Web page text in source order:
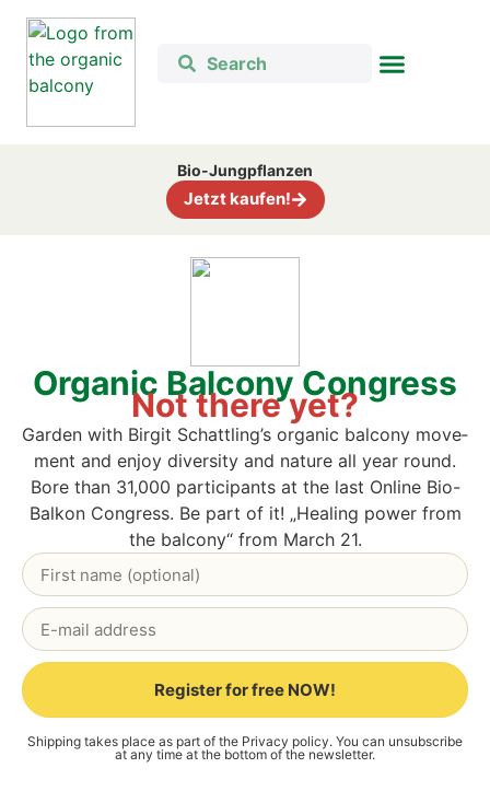
Bio-Jung­pflan­zen
Jetzt kau­fen!
Orga­nic Bal­c­o­ny Con­gress
Not the­re yet?
Gar­den with Bir­git Schattling’s orga­nic bal­c­o­ny move­
ment and enjoy diver­si­ty and natu­re all year round.
Bore than 31,000 par­ti­ci­pan­ts at the last Online Bio-
Bal­kon Con­gress. Be part of it! „Heal­ing power from
the bal­c­o­ny“ from March 21.
Register for free NOW!
Ship­ping takes place as part of the Pri­va­cy poli­cy. You can unsub­scri­be
at any time at the bot­tom of the news­let­ter.